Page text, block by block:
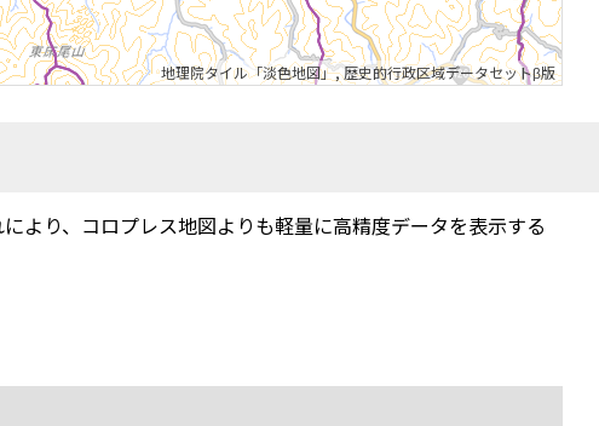
地理院タイル「淡色地図」,歴史的行政区域データセットβ版
より、コロプレス地図よりも軽量に高精度データを表示する